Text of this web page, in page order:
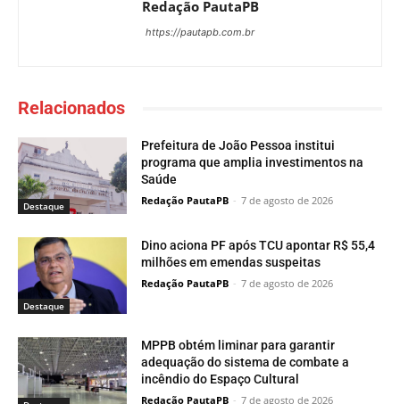
Redação PautaPB
https://pautapb.com.br
Relacionados
Destaque
Prefeitura de João Pessoa institui
programa que amplia investimentos na
Saúde
Redação PautaPB - 7 de agosto de 2026
Destaque
Dino aciona PF após TCU apontar R$ 55,4
milhões em emendas suspeitas
Redação PautaPB - 7 de agosto de 2026
MPPB obtém liminar para garantir
adequação do sistema de combate a
incêndio do Espaço Cultural
Redação PautaPB - 7 de agosto de 2026